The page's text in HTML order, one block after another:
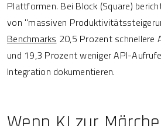
Plattformen. Bei Block (Square)
von "massiven
Benchmarks 20,5 Prozent schnellere
und 19,3 Prozent weniger API-
Integration dokumentieren.